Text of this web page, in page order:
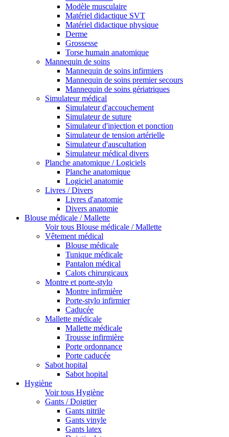
Modèle musculaire
Matériel didactique SVT
Matériel didactique physique
Derme
Grossesse
Torse humain anatomique
Mannequin de soins
Mannequin de soins infirmiers
Mannequin de soins premier secours
Mannequin de soins gériatriques
Simulateur médical
Simulateur d'accouchement
Simulateur de suture
Simulateur d'injection et ponction
Simulateur de tension artérielle
Simulateur d'auscultation
Simulateur médical divers
Planche anatomique / Logiciels
Planche anatomique
Logiciel anatomie
Livres / Divers
Livres d'anatomie
Divers anatomie
Blouse médicale / Mallette
Voir tous Blouse médicale / Mallette
Vêtement médical
Blouse médicale
Tunique médicale
Pantalon médical
Calots chirurgicaux
Montre et porte-stylo
Montre infirmière
Porte-stylo infirmier
Caducée
Mallette médicale
Mallette médicale
Trousse infirmière
Porte ordonnance
Porte caducée
Sabot hopital
Sabot hopital
Hygiène
Voir tous Hygiène
Gants / Doigtier
Gants nitrile
Gants vinyle
Gants latex